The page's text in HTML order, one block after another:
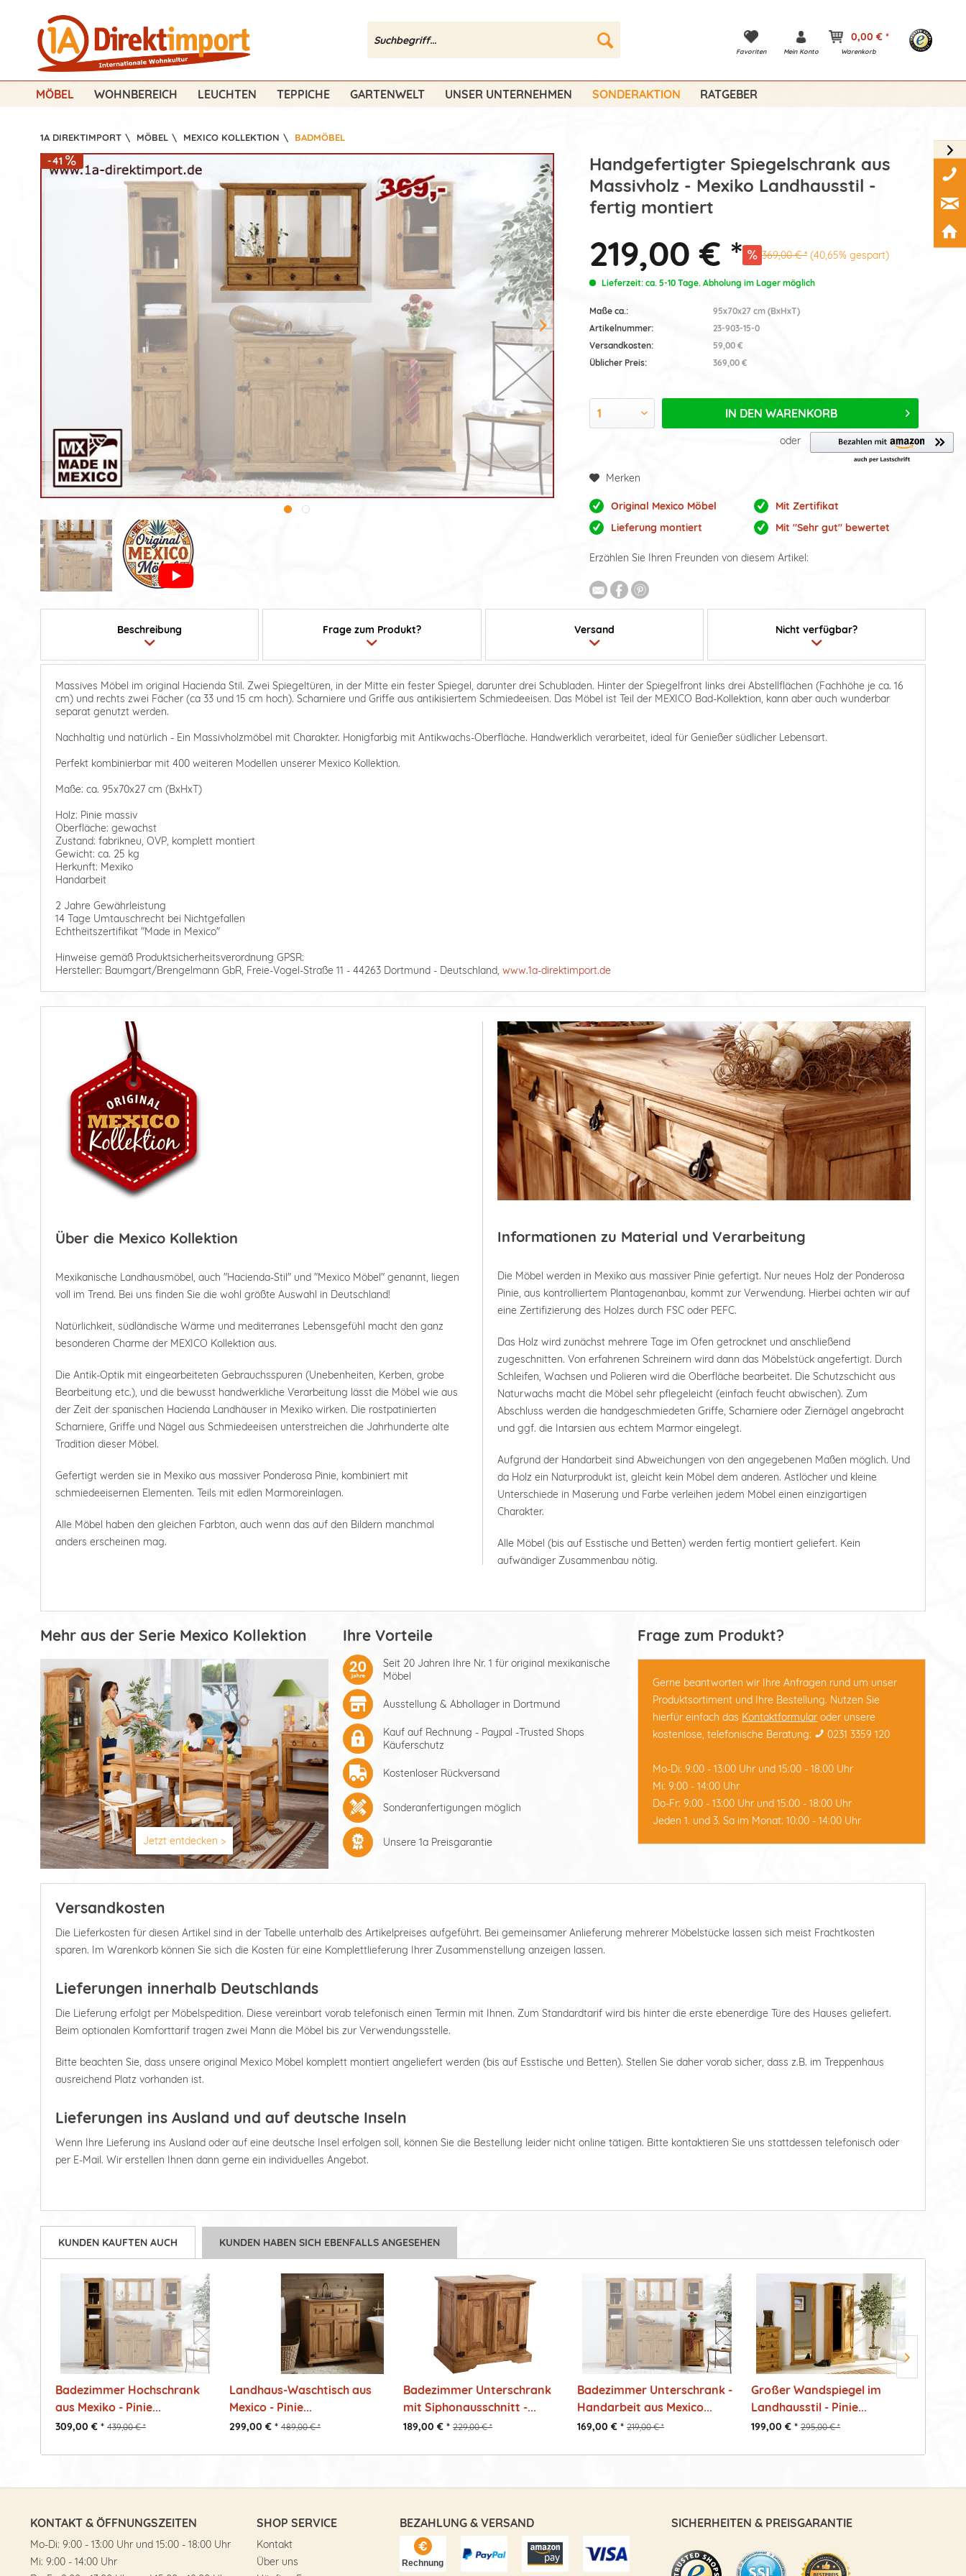
Favoriten Mein Konto
0,00 € *
Warenkorb
MÖBEL WOHNBEREICH LEUCHTEN TEPPICHE GARTENWELT UNSER UNTERNEHMEN SONDERAKTION RATGEBER
1A DIREKTIMPORT \ MÖBEL \ MEXICO KOLLEKTION \ BADMÖBEL
-41
Handgefertigter Spiegelschrank aus
Massivholz - Mexiko Landhausstil -
fertig montiert
219,00 € * 369,00 € * (40,65% gespart)
Lieferzeit: ca. 5-10 Tage. Abholung im Lager möglich
Maße ca.:
95x70x27 cm (BxHxT)
Artikelnummer:
23-903-15-0
Versandkosten:
59,00 €
Üblicher Preis:
369,00 €
IN DEN WARENKORB
oder
Merken
Original Mexico Möbel
Mit Zertifikat
Lieferung montiert
Mit "Sehr gut" bewertet
Erzählen Sie Ihren Freunden von diesem Artikel:
Beschreibung Frage zum Produkt? Versand Nicht verfügbar?
Massives Möbel im original Hacienda Stil. Zwei Spiegeltüren, in der Mitte ein fester Spiegel, darunter drei Schubladen. Hinter der Spiegelfront links drei Abstellflächen (Fachhöhe je ca. 16
cm) und rechts zwei Fächer (ca 33 und 15 cm hoch). Scharniere und Griffe aus antikisiertem Schmiedeeisen. Das Möbel ist Teil der MEXICO Bad-Kollektion, kann aber auch wunderbar
separat genutzt werden.
Nachhaltig und natürlich - Ein Massivholzmöbel mit Charakter. Honigfarbig mit Antikwachs-Oberfläche. Handwerklich verarbeitet, ideal für Genießer südlicher Lebensart.
Perfekt kombinierbar mit 400 weiteren Modellen unserer Mexico Kollektion.
Maße: ca. 95x70x27 cm (BxHxT)
Holz: Pinie massiv
Oberfläche: gewachst
Zustand: fabrikneu, OVP, komplett montiert
Gewicht: ca. 25 kg
Herkunft: Mexiko
Handarbeit
2 Jahre Gewährleistung
14 Tage Umtauschrecht bei Nichtgefallen
Echtheitszertifikat "Made in Mexico"
Hinweise gemäß Produktsicherheitsverordnung GPSR:
Hersteller: Baumgart/Brengelmann GbR, Freie-Vogel-Straße 11 - 44263 Dortmund - Deutschland, www.1a-direktimport.de
Über die Mexico Kollektion
Mexikanische Landhausmöbel, auch "Hacienda-Stil" und "Mexico Möbel" genannt, liegen
voll im Trend. Bei uns finden Sie die wohl größte Auswahl in Deutschland!
Natürlichkeit, südländische Wärme und mediterranes Lebensgefühl macht den ganz
besonderen Charme der MEXICO Kollektion aus.
Die Antik-Optik mit eingearbeiteten Gebrauchsspuren (Unebenheiten, Kerben, grobe
Bearbeitung etc.), und die bewusst handwerkliche Verarbeitung lässt die Möbel wie aus
der Zeit der spanischen Hacienda Landhäuser in Mexiko wirken. Die rostpatinierten
Scharniere, Griffe und Nägel aus Schmiedeeisen unterstreichen die Jahrhunderte alte
Tradition dieser Möbel.
Gefertigt werden sie in Mexiko aus massiver Ponderosa Pinie, kombiniert mit
schmiedeeisernen Elementen. Teils mit edlen Marmoreinlagen.
Alle Möbel haben den gleichen Farbton, auch wenn das auf den Bildern manchmal
anders erscheinen mag.
Informationen zu Material und Verarbeitung
Die Möbel werden in Mexiko aus massiver Pinie gefertigt. Nur neues Holz der Ponderosa
Pinie, aus kontrolliertem Plantagenanbau, kommt zur Verwendung. Hierbei achten wir auf
eine Zertifizierung des Holzes durch FSC oder PEFC.
Das Holz wird zunächst mehrere Tage im Ofen getrocknet und anschließend
zugeschnitten. Von erfahrenen Schreinern wird dann das Möbelstück angefertigt. Durch
Schleifen, Wachsen und Polieren wird die Oberfläche bearbeitet. Die Schutzschicht aus
Naturwachs macht die Möbel sehr pflegeleicht (einfach feucht abwischen). Zum
Abschluss werden die handgeschmiedeten Griffe, Scharniere oder Ziernägel angebracht
und ggf. die Intarsien aus echtem Marmor eingelegt.
Aufgrund der Handarbeit sind Abweichungen von den angegebenen Maßen möglich. Und
da Holz ein Naturprodukt ist, gleicht kein Möbel dem anderen. Astlöcher und kleine
Unterschiede in Maserung und Farbe verleihen jedem Möbel einen einzigartigen
Charakter.
Alle Möbel (bis auf Esstische und Betten) werden fertig montiert geliefert. Kein
aufwändiger Zusammenbau nötig.
Mehr aus der Serie Mexico Kollektion
Jetzt entdecken >
Ihre Vorteile
Seit 20 Jahren Ihre Nr. 1 für original mexikanische
Möbel
Ausstellung & Abhollager in Dortmund
Kauf auf Rechnung - Paypal -Trusted Shops
Käuferschutz
Kostenloser Rückversand
Sonderanfertigungen möglich
Unsere 1a Preisgarantie
Frage zum Produkt?
Gerne beantworten wir Ihre Anfragen rund um unser
Produktsortiment und Ihre Bestellung. Nutzen Sie
hierfür einfach das Kontaktformular oder unsere
kostenlose, telefonische Beratung:
0231 3359 120
Mo-Di: 9:00 - 13:00 Uhr und 15:00 - 18:00 Uhr
Mi: 9:00 - 14:00 Uhr
Do-Fr: 9:00 - 13:00 Uhr und 15:00 - 18:00 Uhr
Jeden 1. und 3. Sa im Monat: 10:00 - 14:00 Uhr
Versandkosten
Die Lieferkosten für diesen Artikel sind in der Tabelle unterhalb des Artikelpreises aufgeführt. Bei gemeinsamer Anlieferung mehrerer Möbelstücke lassen sich meist Frachtkosten
sparen. Im Warenkorb können Sie sich die Kosten für eine Komplettlieferung Ihrer Zusammenstellung anzeigen lassen.
Lieferungen innerhalb Deutschlands
Die Lieferung erfolgt per Möbelspedition. Diese vereinbart vorab telefonisch einen Termin mit Ihnen. Zum Standardtarif wird bis hinter die erste ebenerdige Türe des Hauses geliefert.
Beim optionalen Komforttarif tragen zwei Mann die Möbel bis zur Verwendungsstelle.
Bitte beachten Sie, dass unsere original Mexico Möbel komplett montiert angeliefert werden (bis auf Esstische und Betten). Stellen Sie daher vorab sicher, dass z.B. im Treppenhaus
ausreichend Platz vorhanden ist.
Lieferungen ins Ausland und auf deutsche Inseln
Wenn Ihre Lieferung ins Ausland oder auf eine deutsche Insel erfolgen soll, können Sie die Bestellung leider nicht online tätigen. Bitte kontaktieren Sie uns stattdessen telefonisch oder
per E-Mail. Wir erstellen Ihnen dann gerne ein individuelles Angebot.
KUNDEN KAUFTEN AUCH KUNDEN HABEN SICH EBENFALLS ANGESEHEN
Badezimmer Hochschrank
aus Mexiko - Pinie...
309,00 € * 439,00 € *
Landhaus-Waschtisch aus
Mexico - Pinie...
299,00 € * 489,00 € *
Badezimmer Unterschrank
mit Siphonausschnitt -...
189,00 € * 229,00 € *
Badezimmer Unterschrank -
Handarbeit aus Mexico...
169,00 € * 219,00 € *
Großer Wandspiegel im
Landhausstil - Pinie...
199,00 € * 295,00 € *
KONTAKT & ÖFFNUNGSZEITEN
Mo-Di: 9:00 - 13:00 Uhr und 15:00 - 18:00 Uhr
Mi: 9:00 - 14:00 Uhr
SHOP SERVICE
Kontakt
Über uns
BEZAHLUNG & VERSAND SICHERHEITEN & PREISGARANTIE